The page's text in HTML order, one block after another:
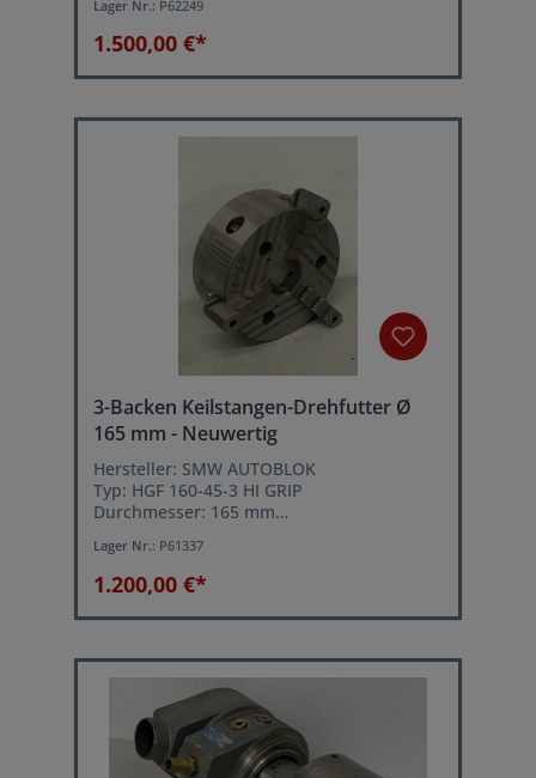
Innendurchmesser im Zylinderrohr: 45 mm
Lager Nr.: P62249
1.500,00 €*
3-Backen Keilstangen-Drehfutter Ø
165 mm - Neuwertig
Hersteller: SMW AUTOBLOK
Typ: HGF 160-45-3 HI GRIP
Durchmesser: 165 mm
Zylindrische Zentrierring-Aufnahme: Ø 140
mm
Lager Nr.: P61337
1.200,00 €*